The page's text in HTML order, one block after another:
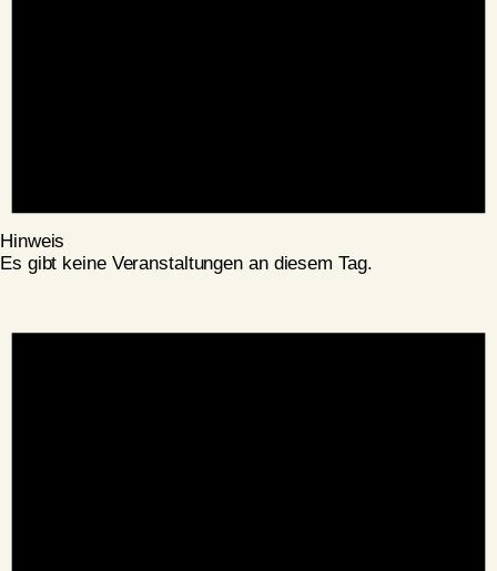
Hinweis
Es gibt keine Veranstaltungen an diesem Tag.